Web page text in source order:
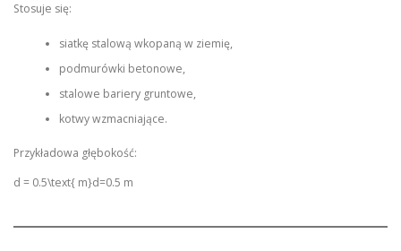
Stosuje się:
siatkę stalową wkopaną w ziemię,
podmurówki betonowe,
stalowe bariery gruntowe,
kotwy wzmacniające.
Przykładowa głębokość:
d = 0.5\text{ m}d=0.5 m